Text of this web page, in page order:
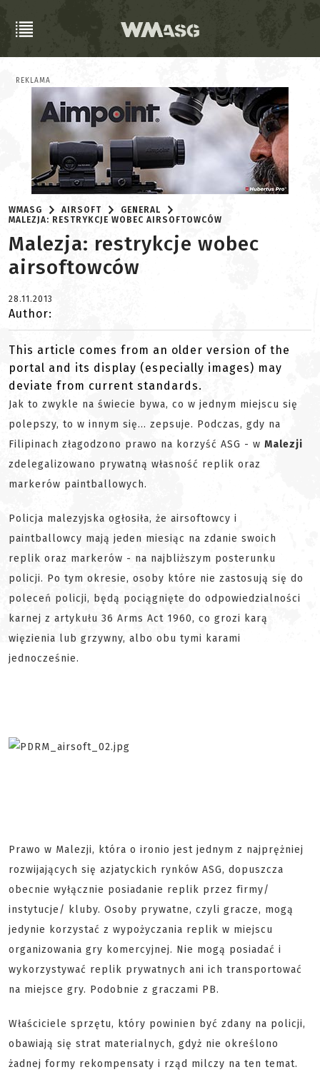
REKLAMA
WMASG AIRSOFT
GENERAL
MALEZJA: RESTRYKCJE WOBEC AIRSOFTOWCÓW
Malezja: restrykcje wobec
airsoftowców
28.11.2013
Author:
This article comes from an older version of the
portal and its display (especially images) may
deviate from current standards.
Jak to zwykle na świecie bywa, co w jednym miejscu się
polepszy, to w innym się... zepsuje. Podczas, gdy na
Filipinach złagodzono prawo na korzyść ASG - w Malezji
zdelegalizowano prywatną własność replik oraz
markerów paintballowych.
Policja malezyjska ogłosiła, że airsoftowcy i
paintballowcy mają jeden miesiąc na zdanie swoich
replik oraz markerów - na najbliższym posterunku
policji. Po tym okresie, osoby które nie zastosują się do
poleceń policji, będą pociągnięte do odpowiedzialności
karnej z artykułu 36 Arms Act 1960, co grozi karą
więzienia lub grzywny, albo obu tymi karami
jednocześnie.
Prawo w Malezji, która o ironio jest jednym z najprężniej
rozwijających się azjatyckich rynków ASG, dopuszcza
obecnie wyłącznie posiadanie replik przez firmy/
instytucje/ kluby. Osoby prywatne, czyli gracze, mogą
jedynie korzystać z wypożyczania replik w miejscu
organizowania gry komercyjnej. Nie mogą posiadać i
wykorzystywać replik prywatnych ani ich transportować
na miejsce gry. Podobnie z graczami PB.
Właściciele sprzętu, który powinien być zdany na policji,
obawiają się strat materialnych, gdyż nie określono
żadnej formy rekompensaty i rząd milczy na ten temat.